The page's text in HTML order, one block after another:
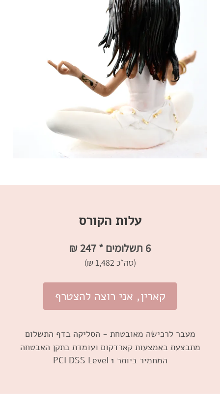
עלות הקורס
6 תשלומים * 247 ₪
(סה״כ 1,482 ₪)
קארין, אני רוצה להצטרף
מעבר לרכישה מאובטחת - הסליקה בדף התשלום
מתבצעת באמצעות קארדקום ועומדת בתקן האבטחה
המחמיר ביותר PCI DSS Level 1